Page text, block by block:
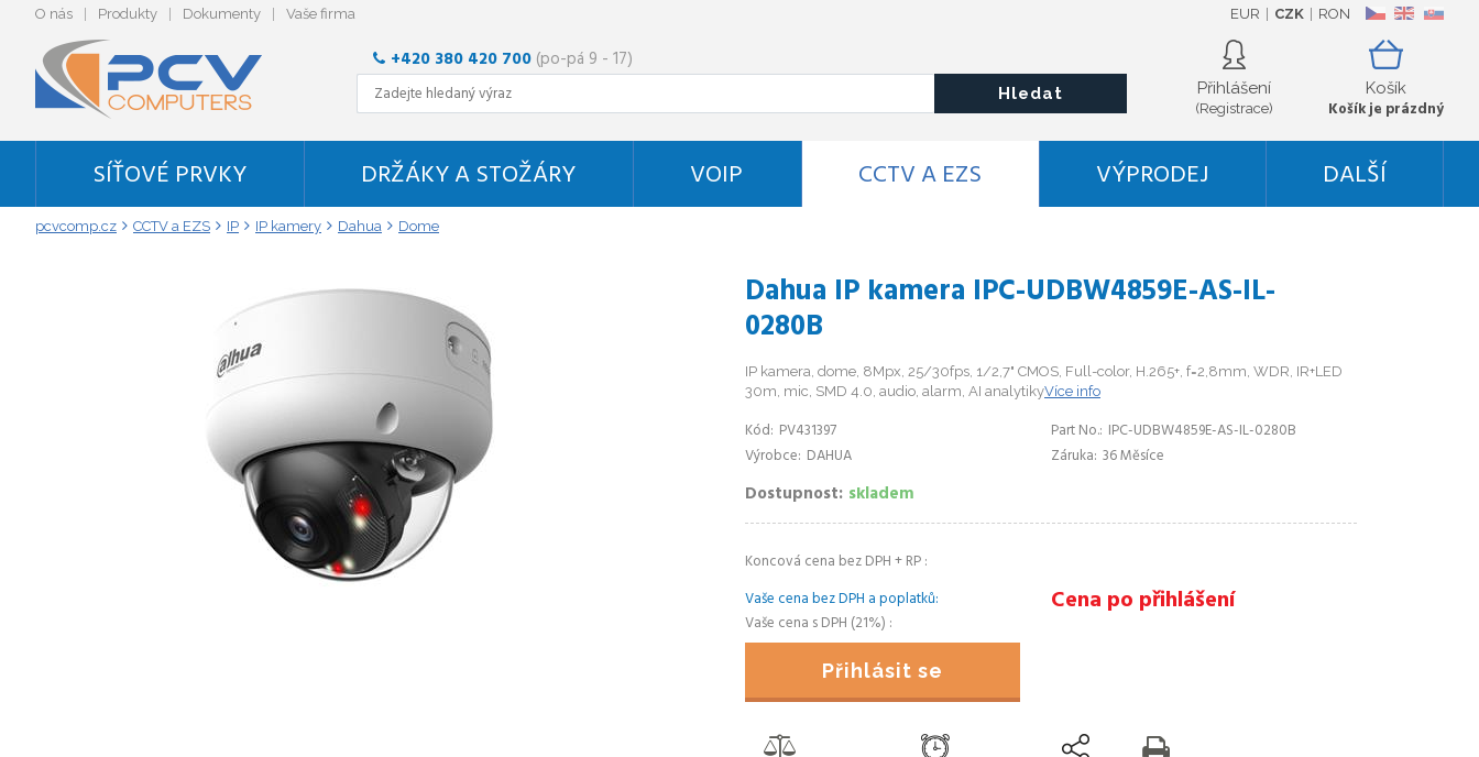
O nás Produkty Dokumenty Vaše firma CZ EN SK
EUR CZK RON
Košík
Košík je prázdný
Přihlášení
(Registrace)
+420 380 420 700 (po-pá 9 - 17)
Hledat
SÍŤOVÉ PRVKY DRŽÁKY A STOŽÁRY VOIP CCTV A EZS VÝPRODEJ DALŠÍ
pcvcomp.cz CCTV a EZS IP IP kamery Dahua Dome
Dahua IP kamera IPC-UDBW4859E-AS-IL-
0280B
IP kamera, dome, 8Mpx, 25/30fps, 1/2,7" CMOS, Full-color, H.265+, f=2,8mm, WDR, IR+LED
30m, mic, SMD 4.0, audio, alarm, AI analytikyVíce info
Kód PV431397 Part No. IPC-UDBW4859E-AS-IL-0280B
Výrobce DAHUA Záruka 36 Měsíce
Dostupnost skladem
Koncová cena bez DPH + RP
Vaše cena bez DPH a poplatků
Cena po přihlášení
Vaše cena s DPH (21%)
Přihlásit se